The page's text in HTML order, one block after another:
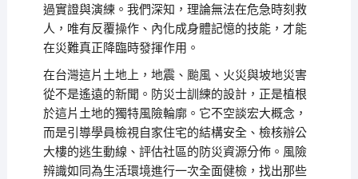
過實證與演練。我們深知，理論無法在危急時刻救
人，唯有反覆操作、內化成身體記憶的技能，才能
在災難真正降臨時發揮作用。
在台灣這片土地上，地震、颱風、火災與坡地災害
從不是遙遠的新聞。防災士訓練的設計，正是植根
於這片土地的獨特風險輪廓。它不空談宏大概念，
而是引導學員檢視自家住宅的結構安全、檢核辦公
大樓的逃生動線、評估社區的防災資源分佈。風險
辨識如同為生活環境進行一次全面健檢，找出那些